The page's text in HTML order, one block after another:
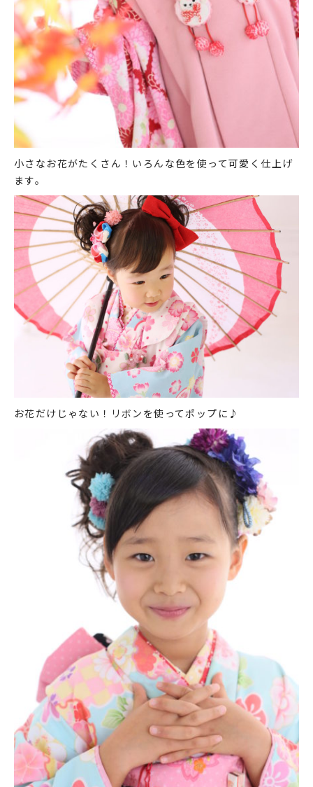
小さなお花がたくさん！いろんな色を使って可愛く仕上げ
ます。
お花だけじゃない！リボンを使ってポップに♪